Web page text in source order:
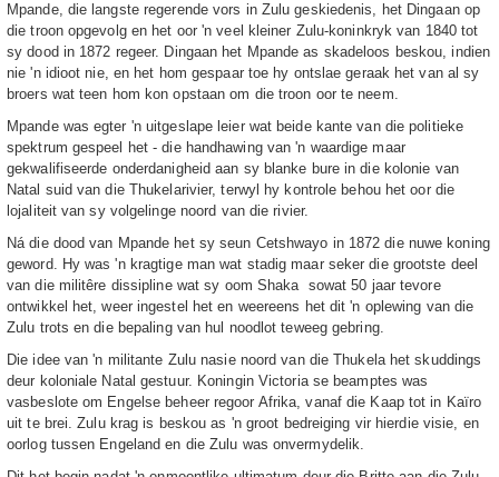
Mpande, die langste regerende vors in Zulu geskiedenis, het Dingaan op
die troon opgevolg en het oor 'n veel kleiner Zulu-koninkryk van 1840 tot
sy dood in 1872 regeer. Dingaan het Mpande as skadeloos beskou, indien
nie 'n idioot nie, en het hom gespaar toe hy ontslae geraak het van al sy
broers wat teen hom kon opstaan om die troon oor te neem.
Mpande was egter 'n uitgeslape leier wat beide kante van die politieke
spektrum gespeel het - die handhawing van 'n waardige maar
gekwalifiseerde onderdanigheid aan sy blanke bure in die kolonie van
Natal suid van die Thukelarivier, terwyl hy kontrole behou het oor die
lojaliteit van sy volgelinge noord van die rivier.
Ná die dood van Mpande het sy seun Cetshwayo in 1872 die nuwe koning
geword. Hy was 'n kragtige man wat stadig maar seker die grootste deel
van die militêre dissipline wat sy oom Shaka sowat 50 jaar tevore
ontwikkel het, weer ingestel het en weereens het dit 'n oplewing van die
Zulu trots en die bepaling van hul noodlot teweeg gebring.
Die idee van 'n militante Zulu nasie noord van die Thukela het skuddings
deur koloniale Natal gestuur. Koningin Victoria se beamptes was
vasbeslote om Engelse beheer regoor Afrika, vanaf die Kaap tot in Kaïro
uit te brei. Zulu krag is beskou as 'n groot bedreiging vir hierdie visie, en
oorlog tussen Engeland en die Zulu was onvermydelik.